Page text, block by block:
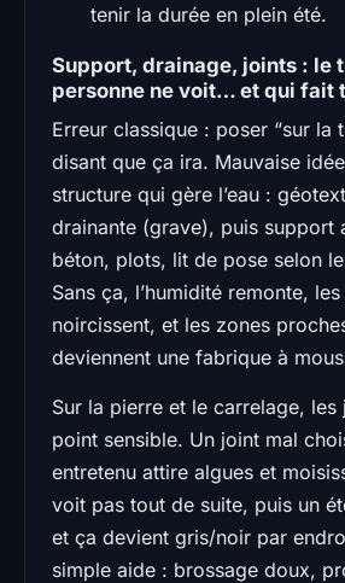
tenir la durée en plein été.
Support, drainage, joints : le
personne ne voit… et qui fait
Erreur classique : poser “sur la
disant que ça ira. Mauvaise
structure qui gère l’eau :
drainante (grave), puis support
béton, plots, lit de pose selon
Sans ça, l’humidité remonte,
noircissent, et les zones
deviennent une fabrique à
Sur la pierre et le carrelage, les
point sensible. Un joint mal
entretenu attire algues et
voit pas tout de suite, puis un
et ça devient gris/noir par
simple aide : brossage doux,